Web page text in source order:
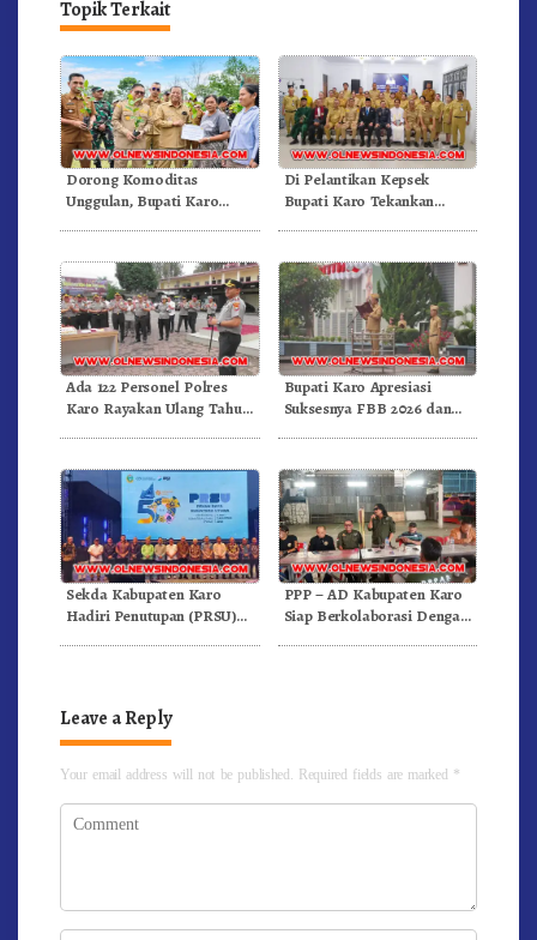
Topik Terkait
Dorong Komoditas
Unggulan, Bupati Karo
Di Pelantikan Kepsek
Bupati Karo Tekankan
Ada 122 Personel Polres
Karo Rayakan Ulang Tahun
Bupati Karo Apresiasi
Suksesnya FBB 2026 dan
Sekda Kabupaten Karo
Hadiri Penutupan (PRSU)
PPP – AD Kabupaten Karo
Siap Berkolaborasi Dengan
Leave a Reply
Your email address will not be published. Required fields are marked *